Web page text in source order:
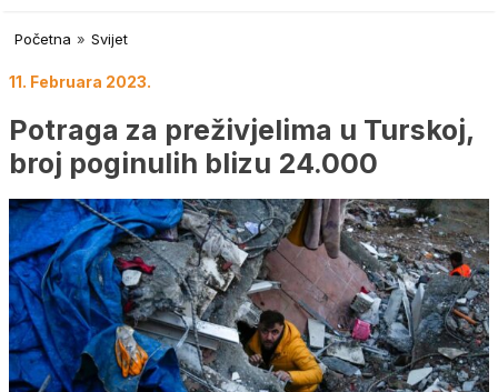
Početna » Svijet
11. Februara 2023.
Potraga za preživjelima u Turskoj,
broj poginulih blizu 24.000